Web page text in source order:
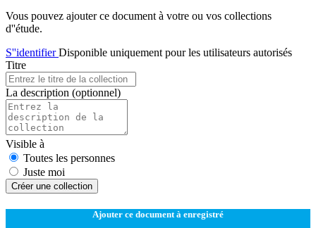
Vous pouvez ajouter ce document à votre ou vos collections
d''étude.
S''identifierDisponible uniquement pour les utilisateurs autorisés
Titre
La description (optionnel)
Visible à
Toutes les personnes
Juste moi
Créer une collection
Ajouter ce document à enregistré